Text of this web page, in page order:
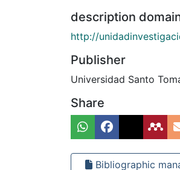
description
http://
Publisher
Universidad Santo
Share
Bibliographic